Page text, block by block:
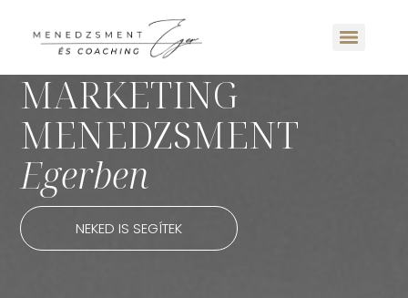
MARKETING
MENEDZSMENT
Egerben
NEKED IS SEGÍTEK